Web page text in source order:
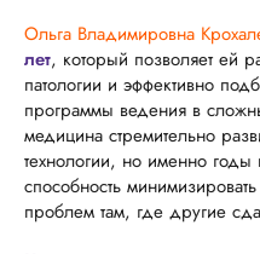
Ольга Владимировна
лет, который позволяет ей
патологии и эффективно
программы ведения в
медицина стремительно
технологии, но именно годы
способность
проблем там, где другие